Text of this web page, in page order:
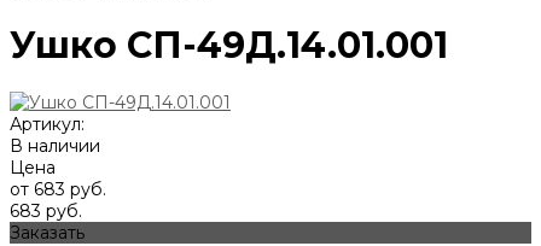
Ушко СП-49Д.14.01.001
Артикул:
В наличии
Цена
от 683 руб.
683 руб.
Заказать